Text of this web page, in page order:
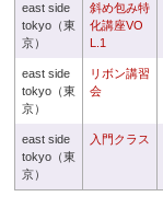
east side
tokyo（東
京）
斜め包み特
化講座VO
L.1
east side
tokyo（東
京）
リボン講習
会
east side
tokyo（東
京）
入門クラス